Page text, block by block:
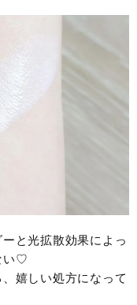
と光拡散効果によっ
い♡
嬉しい処方になって